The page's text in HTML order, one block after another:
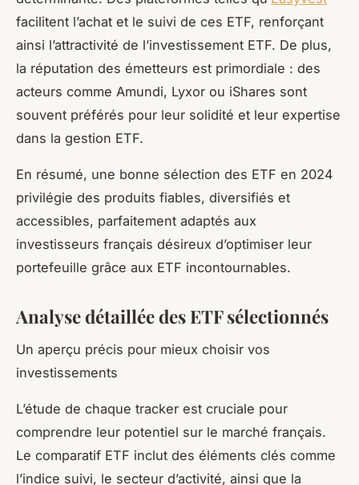
facilitent l’achat et le suivi de ces ETF, renforçant
ainsi l’attractivité de l’investissement ETF. De plus,
la réputation des émetteurs est primordiale : des
acteurs comme Amundi, Lyxor ou iShares sont
souvent préférés pour leur solidité et leur expertise
dans la gestion ETF.
En résumé, une bonne sélection des ETF en 2024
privilégie des produits fiables, diversifiés et
accessibles, parfaitement adaptés aux
investisseurs français désireux d’optimiser leur
portefeuille grâce aux ETF incontournables.
Analyse détaillée des ETF sélectionnés
Un aperçu précis pour mieux choisir vos
investissements
L’étude de chaque tracker est cruciale pour
comprendre leur potentiel sur le marché français.
Le comparatif ETF inclut des éléments clés comme
l’indice suivi, le secteur d’activité, ainsi que la